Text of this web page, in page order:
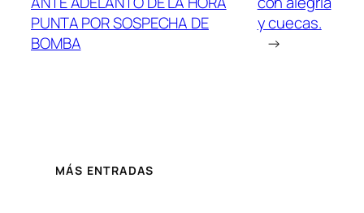
PUNTA POR SOSPECHA DE
BOMBA
y cuecas.
→
MÁS ENTRADAS